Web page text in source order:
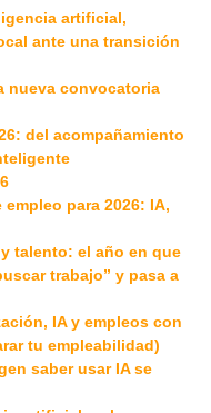
artificial,
ante una transición
nueva convocatoria
del acompañamiento
para 2026: IA,
talento: el año en que
trabajo” y pasa a
IA y empleos con
tu empleabilidad)
saber usar IA se